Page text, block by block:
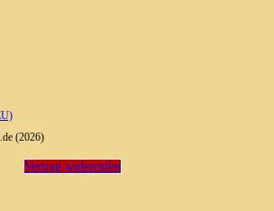
(2026)
Vertrag widerrufen